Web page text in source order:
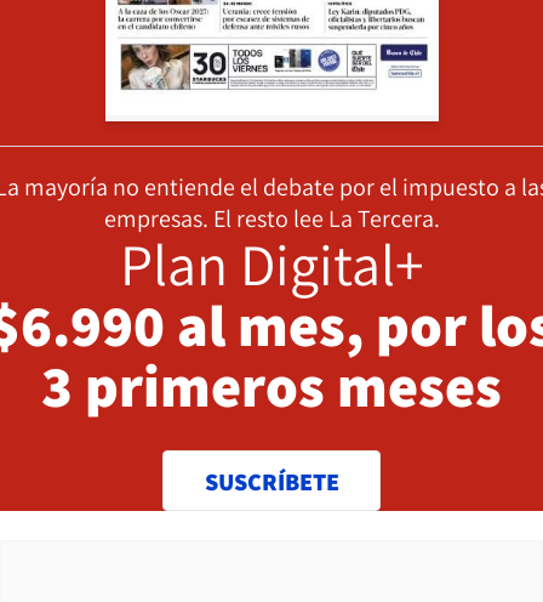
mayoría no entiende el debate por el impuesto a
empresas. El resto lee La Tercera.
Plan Digital+
al mes, por
3 primeros meses
SUSCRÍBETE